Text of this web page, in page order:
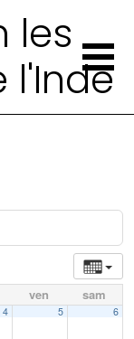
les
l'Inde
ven sam
4 5 6